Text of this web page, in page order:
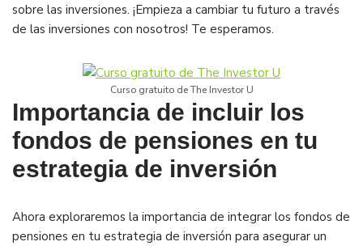
sobre las inversiones. ¡Empieza a cambiar tu futuro a través
de las inversiones con nosotros! Te esperamos.
Curso gratuito de The Investor U
Importancia de incluir los
fondos de pensiones en tu
estrategia de inversión
Ahora exploraremos la importancia de integrar los fondos de
pensiones en tu estrategia de inversión para asegurar un